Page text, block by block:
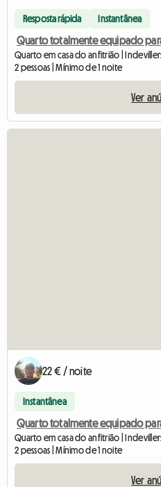
Resposta rápida Instantânea
Quarto totalmente equipado
Quarto em casa do anfitrião |
2 pessoas | Mínimo de 1 noite
Ver
22 € / noite
Instantânea
Quarto totalmente equipado
Quarto em casa do anfitrião |
2 pessoas | Mínimo de 1 noite
Ver